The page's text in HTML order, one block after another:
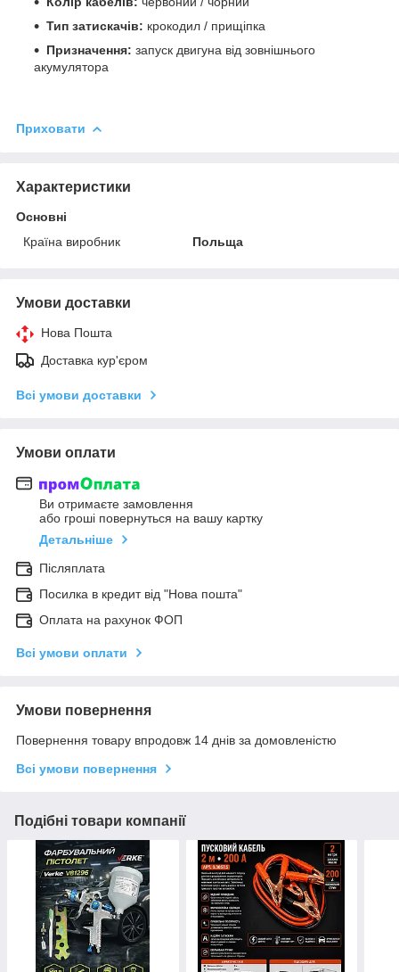
Тип затискачів: крокодил / прищіпка
Призначення: запуск двигуна від зовнішнього
акумулятора
Приховати
Характеристики
Основні
Країна виробник
Польща
Умови доставки
Нова Пошта
Доставка кур'єром
Всі умови доставки
Умови оплати
Ви отримаєте замовлення
або гроші повернуться на вашу картку
Детальніше
Післяплата
Посилка в кредит від "Нова пошта"
Оплата на рахунок ФОП
Всі умови оплати
Умови повернення
Повернення товару впродовж 14 днів за домовленістю
Всі умови повернення
Подібні товари компанії